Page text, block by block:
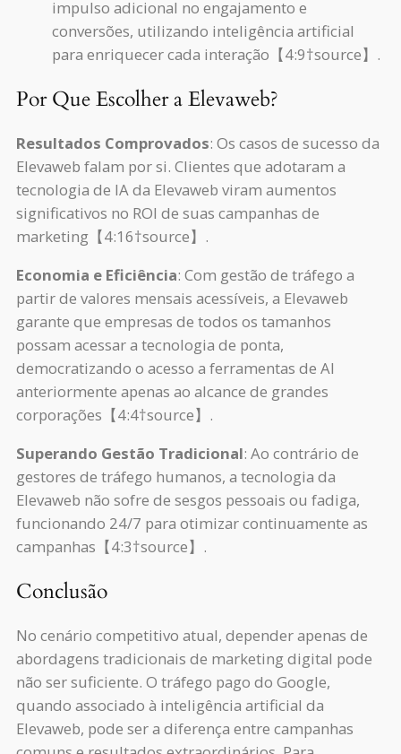
impulso adicional no engajamento e
conversões, utilizando inteligência artificial
para enriquecer cada interação【4:9†source】.
Por Que Escolher a Elevaweb?
Resultados Comprovados: Os casos de sucesso da
Elevaweb falam por si. Clientes que adotaram a
tecnologia de IA da Elevaweb viram aumentos
significativos no ROI de suas campanhas de
marketing【4:16†source】.
Economia e Eficiência: Com gestão de tráfego a
partir de valores mensais acessíveis, a Elevaweb
garante que empresas de todos os tamanhos
possam acessar a tecnologia de ponta,
democratizando o acesso a ferramentas de AI
anteriormente apenas ao alcance de grandes
corporações【4:4†source】.
Superando Gestão Tradicional: Ao contrário de
gestores de tráfego humanos, a tecnologia da
Elevaweb não sofre de sesgos pessoais ou fadiga,
funcionando 24/7 para otimizar continuamente as
campanhas【4:3†source】.
Conclusão
No cenário competitivo atual, depender apenas de
abordagens tradicionais de marketing digital pode
não ser suficiente. O tráfego pago do Google,
quando associado à inteligência artificial da
Elevaweb, pode ser a diferença entre campanhas